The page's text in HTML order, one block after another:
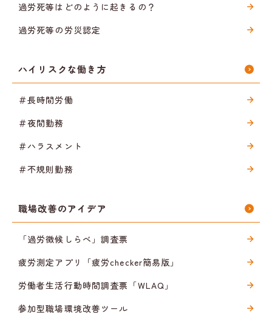
過労死等はどのように起きるの？
過労死等の労災認定
ハイリスクな働き方
＃長時間労働
＃夜間勤務
＃ハラスメント
＃不規則勤務
職場改善のアイデア
「過労徴候しらべ」調査票
疲労測定アプリ「疲労checker簡易版」
労働者生活行動時間調査票「WLAQ」
参加型職場環境改善ツール